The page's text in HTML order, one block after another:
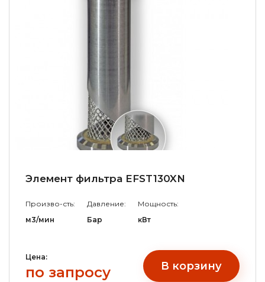
Элемент фильтра EFST130XN
Произво-сть:
м3/мин
Давление:
Бар
Мощность:
кВт
Цена:
по запросу В корзину